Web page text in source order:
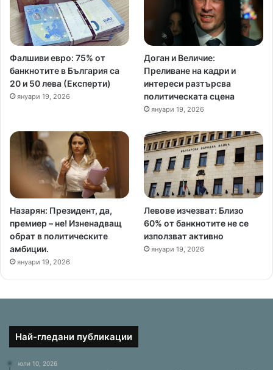
Фалшиви евро: 75% от
банкнотите в България са
20 и 50 лева (Експерти)
януари 19, 2026
Доган и Величие:
Преливане на кадри и
интереси разтърсва
политическата сцена
януари 19, 2026
Назарян: Президент, да,
премиер – не! Изненадващ
обрат в политическите
амбиции.
януари 19, 2026
Левове изчезват: Близо
60% от банкнотите не се
използват активно
януари 19, 2026
Най-гледани публикации
юли 10, 2026